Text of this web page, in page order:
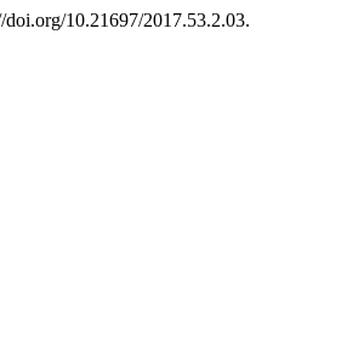
doi.org/10.21697/2017.53.2.03.